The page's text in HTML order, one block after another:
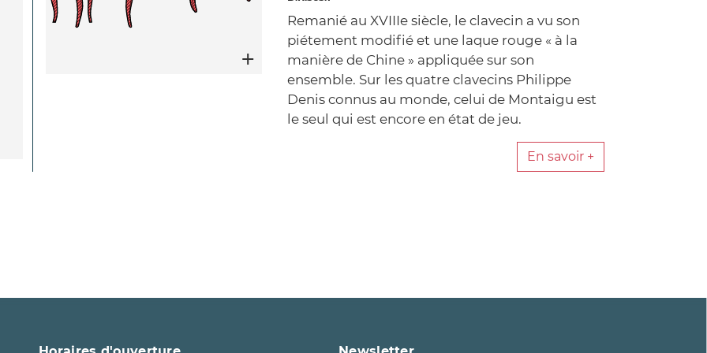
Remanié au XVIIIe siècle, le clavecin a vu son
piétement modifié et une laque rouge « à la
manière de Chine » appliquée sur son
ensemble. Sur les quatre clavecins Philippe
Denis connus au monde, celui de Montaigu est
le seul qui est encore en état de jeu.
En savoir +